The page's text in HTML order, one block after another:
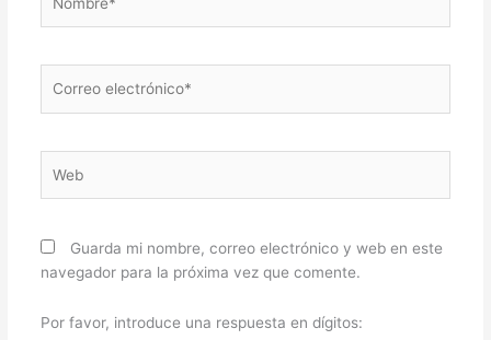
electrónico*
Guarda mi nombre, correo electrónico y web en este
navegador para la próxima vez que comente.
Por favor, introduce una respuesta en dígitos: